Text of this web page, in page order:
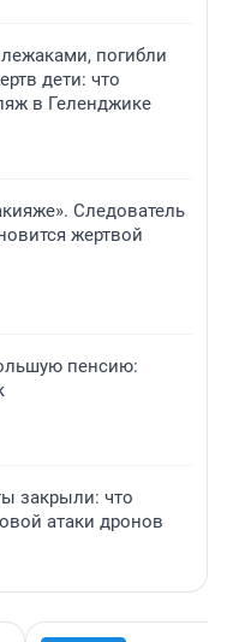
погибли
дети: что
в Геленджике
Следователь
жертвой
пенсию:
закрыли: что
атаки дронов